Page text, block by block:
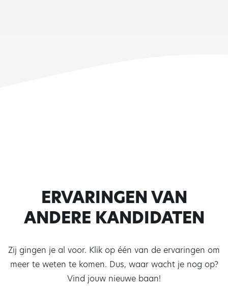
ERVARINGEN VAN
ANDERE KANDIDATEN
Zij gingen je al voor. Klik op één van de ervaringen om
meer te weten te komen. Dus, waar wacht je nog op?
Vind jouw nieuwe baan!